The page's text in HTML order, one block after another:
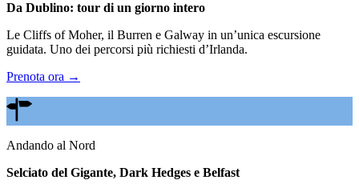
Da Dublino: tour di un giorno intero
Le Cliffs of Moher, il Burren e Galway in un’unica escursione
guidata. Uno dei percorsi più richiesti d’Irlanda.
Prenota ora →
Andando al Nord
Selciato del Gigante, Dark Hedges e Belfast